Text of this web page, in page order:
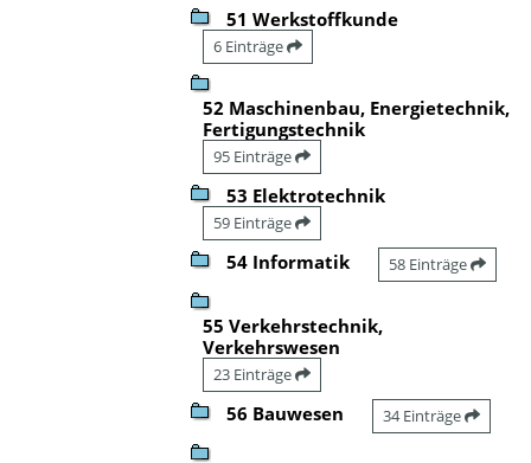
51 Werkstoffkunde
6 Einträge
52 Maschinenbau, Energietechnik,
Fertigungstechnik
95 Einträge
53 Elektrotechnik
59 Einträge
54 Informatik 58 Einträge
55 Verkehrstechnik,
Verkehrswesen
23 Einträge
56 Bauwesen 34 Einträge